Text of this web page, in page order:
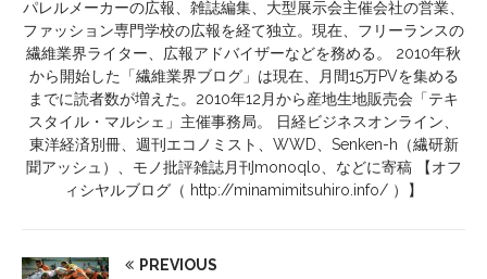
パレルメーカーの広報、雑誌編集、大型展示会主催会社の営業、
ファッション専門学校の広報を経て独立。現在、フリーランスの
繊維業界ライター、広報アドバイザーなどを務める。 2010年秋
から開始した「繊維業界ブログ」は現在、月間15万PVを集める
までに読者数が増えた。2010年12月から産地生地販売会「テキ
スタイル・マルシェ」主催事務局。 日経ビジネスオンライン、
東洋経済別冊、週刊エコノミスト、WWD、Senken-h（繊研新
聞アッシュ）、モノ批評雑誌月刊monoqlo、などに寄稿 【オフ
ィシヤルブログ（ http://minamimitsuhiro.info/ ）】
PREVIOUS